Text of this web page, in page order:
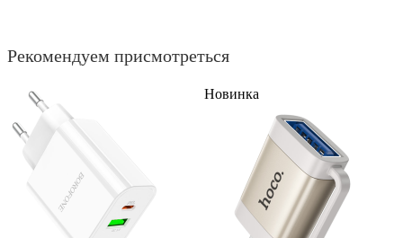
Рекомендуем присмотреться
Новинка